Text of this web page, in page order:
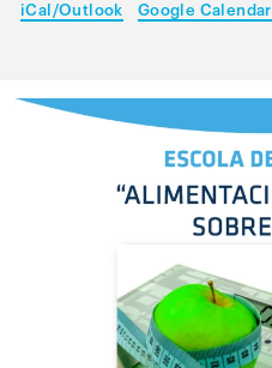
iCal/Outlook Google Calendar